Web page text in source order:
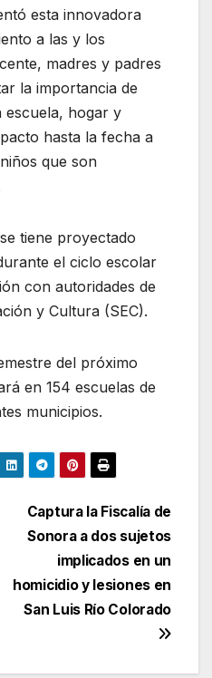
esta innovadora
a las y los
madres y padres
la importancia de
escuela, hogar y
hasta la fecha a
que son
tiene proyectado
el ciclo escolar
con autoridades de
y Cultura (SEC).
del próximo
en 154 escuelas de
municipios.
Captura la Fiscalía de
Sonora a dos sujetos
implicados en un
homicidio y lesiones en
San Luis Río Colorado